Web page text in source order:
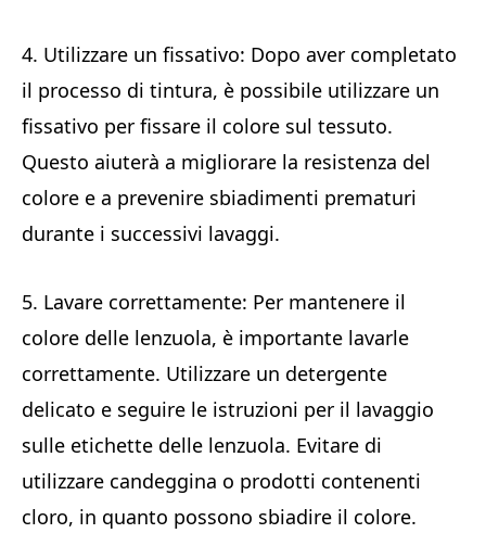
4. Utilizzare un fissativo: Dopo aver completato
il processo di tintura, è possibile utilizzare un
fissativo per fissare il colore sul tessuto.
Questo aiuterà a migliorare la resistenza del
colore e a prevenire sbiadimenti prematuri
durante i successivi lavaggi.
5. Lavare correttamente: Per mantenere il
colore delle lenzuola, è importante lavarle
correttamente. Utilizzare un detergente
delicato e seguire le istruzioni per il lavaggio
sulle etichette delle lenzuola. Evitare di
utilizzare candeggina o prodotti contenenti
cloro, in quanto possono sbiadire il colore.